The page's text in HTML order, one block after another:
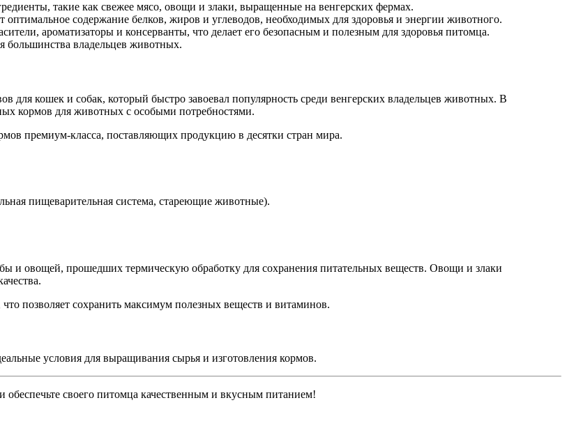
такие как свежее мясо, овощи и злаки, выращенные на венгерских фермах.
содержание белков, жиров и углеводов, необходимых для здоровья и энергии животного.
ароматизаторы и консерванты, что делает его безопасным и полезным для здоровья питомца.
большинства владельцев животных.
для кошек и собак, который быстро завоевал популярность среди венгерских владельцев животных. В
кормов для животных с особыми потребностями.
премиум-класса, поставляющих продукцию в десятки стран мира.
пищеварительная система, стареющие животные).
и овощей, прошедших термическую обработку для сохранения питательных веществ. Овощи и злаки
позволяет сохранить максимум полезных веществ и витаминов.
условия для выращивания сырья и изготовления кормов.
своего питомца качественным и вкусным питанием!